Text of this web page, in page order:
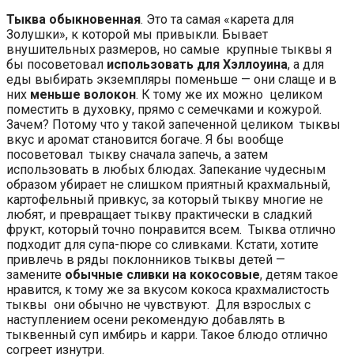
Тыква обыкновенная. Это та самая «карета для
Золушки», к которой мы привыкли. Бывает
внушительных размеров, но самые крупные тыквы я
бы посоветовал использовать для Хэллоуина, а для
еды выбирать экземпляры поменьше — они слаще и в
них меньше волокон. К тому же их можно целиком
поместить в духовку, прямо с семечками и кожурой.
Зачем? Потому что у такой запеченной целиком тыквы
вкус и аромат становится богаче. Я бы вообще
посоветовал тыкву сначала запечь, а затем
использовать в любых блюдах. Запекание чудесным
образом убирает не слишком приятный крахмальный,
картофельный привкус, за который тыкву многие не
любят, и превращает тыкву практически в сладкий
фрукт, который точно понравится всем. Тыква отлично
подходит для супа-пюре со сливками. Кстати, хотите
привлечь в ряды поклонников тыквы детей —
замените обычные сливки на кокосовые, детям такое
нравится, к тому же за вкусом кокоса крахмалистость
тыквы они обычно не чувствуют. Для взрослых с
наступлением осени рекомендую добавлять в
тыквенный суп имбирь и карри. Такое блюдо отлично
согреет изнутри.